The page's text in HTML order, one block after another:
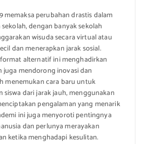
memaksa perubahan drastis dalam
dengan banyak sekolah
wisuda secara virtual atau
dan menerapkan jarak sosial.
alternatif ini menghadirkan
mendorong inovasi dan
menemukan cara baru untuk
dari jarak jauh, menggunakan
pengalaman yang menarik
ini juga menyoroti pentingnya
dan perlunya merayakan
ketika menghadapi kesulitan.